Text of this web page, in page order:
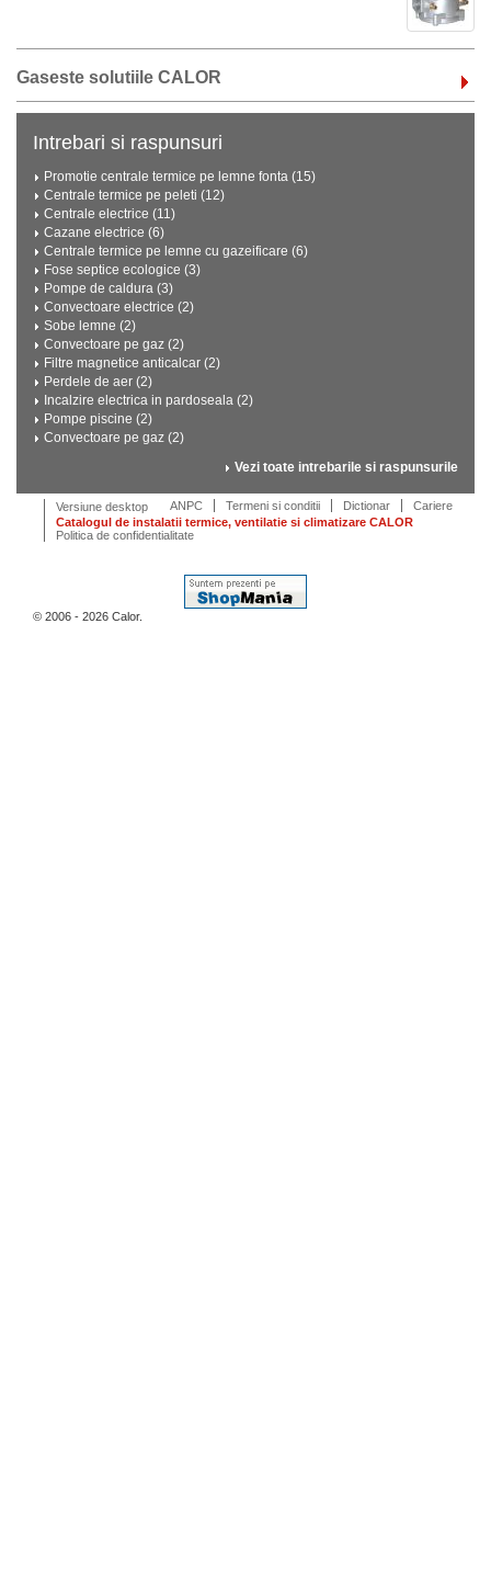
Gaseste solutiile CALOR
Intrebari si raspunsuri
Promotie centrale termice pe lemne fonta (15)
Centrale termice pe peleti (12)
Centrale electrice (11)
Cazane electrice (6)
Centrale termice pe lemne cu gazeificare (6)
Fose septice ecologice (3)
Pompe de caldura (3)
Convectoare electrice (2)
Sobe lemne (2)
Convectoare pe gaz (2)
Filtre magnetice anticalcar (2)
Perdele de aer (2)
Incalzire electrica in pardoseala (2)
Pompe piscine (2)
Convectoare pe gaz (2)
Vezi toate intrebarile si raspunsurile
Versiune desktop ANPC Termeni si conditii Dictionar
Cariere
Catalogul de instalatii termice, ventilatie si climatizare CALOR
Politica de confidentialitate
© 2006 - 2026 Calor.